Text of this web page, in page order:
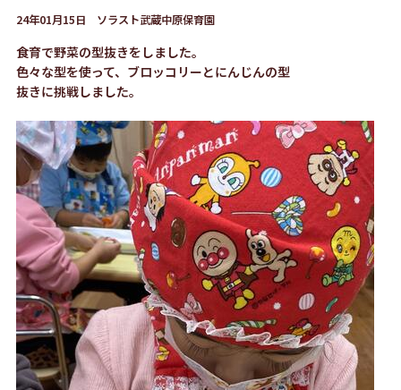
24年01月15日 ソラスト武蔵中原保育園
食育で野菜の型抜きをしました。
色々な型を使って、ブロッコリーとにんじんの型
抜きに挑戦しました。